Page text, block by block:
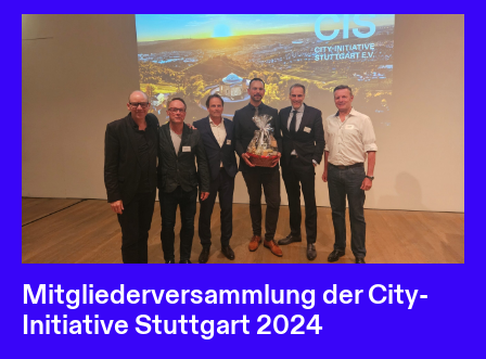
Mitgliederversammlung der City-
Initiative Stuttgart 2024